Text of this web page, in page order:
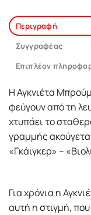
Περιγραφή
Συγγραφέας
Επιπλέον
Η Αγκνιέτα
φεύγουν από τη
χτυπάει το
γραµµής
«Γκάιγκερ» –
Για χρόνια η
αυτή η στιγµή, που